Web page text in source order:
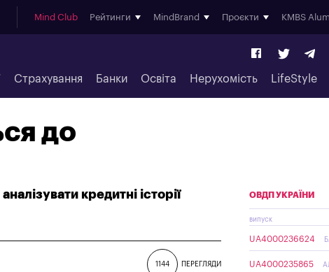
Mind Club Рейтинги MindBrand Проєкти KMBS
Страхування Банки Освіта Нерухомість LifeStyle
до
кредитні історії
1144 ПЕРЕГЛЯДИ
ОВДП УКРАЇНИ
випуск
UA4000236624
UA4000235865